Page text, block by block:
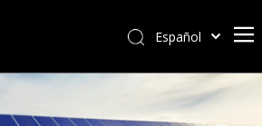
Español
Kiswahili
ไทย